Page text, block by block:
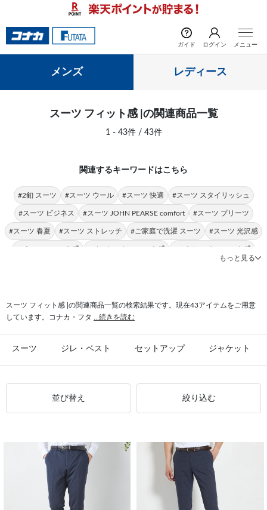
前の画像
ガイド ログイン メニュー
メンズ レディース
スーツ フィット感 |の関連商品一覧
1 - 43件 / 43件
関連するキーワードはこちら
#2釦 スーツ #スーツ ウール #スーツ 快適 #スーツ スタイリッシュ
#スーツ ビジネス #スーツ JOHN PEARSE comfort #スーツ プリーツ
#スーツ 春夏 #スーツ ストレッチ #ご家庭で洗濯 スーツ #スーツ 光沢感
#パンツ フィット感 #ジャケット フィット感 #ストレッチ フィット感
もっと見る
スーツ フィット感 |の関連商品一覧の検索結果です。現在43アイテムをご用意
しています。コナカ・フタ
...続きを読む
スーツ ジレ・ベスト セットアップ ジャケット
並び替え 絞り込む